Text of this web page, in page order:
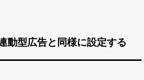
動型広告と同様に設定する